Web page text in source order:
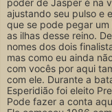
ajustando seu pulso e
que se pode pegar
as ilhas desse reino.
nomes dos dois
mas como eu ainda
com vocês por aqui
com ele. Durante a
Esperidião foi eleito
Pode fazer a conta